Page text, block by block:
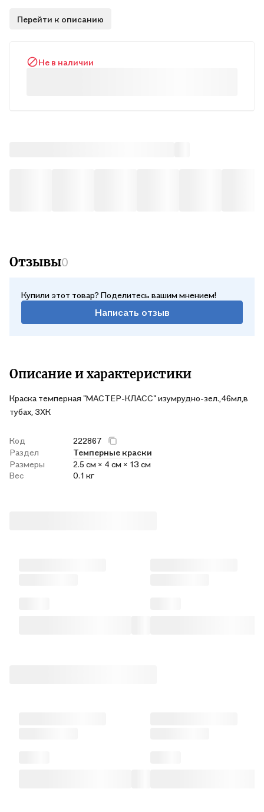
Перейти к описанию
Не в наличии
Отзывы0
Купили этот товар? Поделитесь вашим мнением!
Написать отзыв
Описание и характеристики
Краска темперная "МАСТЕР-КЛАСС" изумрудно-зел.,46мл,в
тубах, ЗХК
Код
222867
Раздел
Темперные краски
Размеры
2.5 см × 4 см × 13 см
Вес
0.1 кг